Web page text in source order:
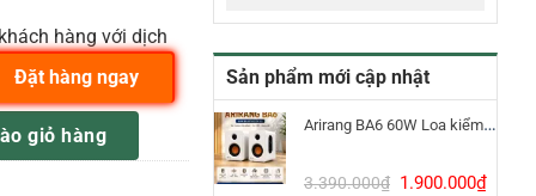
Sản phẩm mới cập nhật
Arirang BA6 60W Loa kiểm âm Bluetooth 5.3
3.390.000₫ Giá
1.900.000₫Giá
hàng với dịch
số lượng
giỏ hàng
Đặt hàng ngay